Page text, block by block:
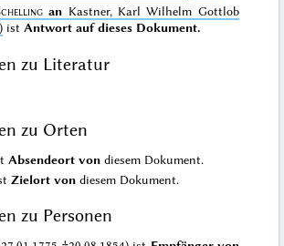
an Kastner, Karl Wilhelm Gottlob
istAntwort auf dieses Dokument.
zu Literatur
zu Orten
Absendeort von diesem Dokument.
Zielort von diesem Dokument.
zu Personen